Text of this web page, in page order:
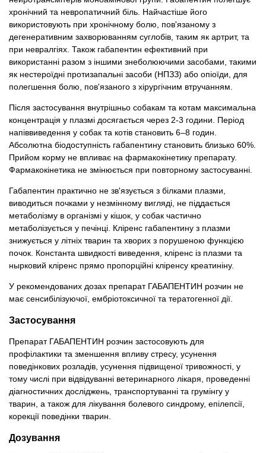
хронічний та невропатичний біль. Найчастіше його
використовують при хронічному болю, пов'язаному з
дегенеративним захворюванням суглобів, таким як артрит, та
при невралгіях. Також габапентин ефективний при
використанні разом з іншими знеболюючими засобами, такими
як нестероїдні протизапальні засоби (НПЗЗ) або опіоїди, для
полегшення болю, пов'язаного з хірургічним втручанням.
Після застосування внутрішньо собакам та котам максимальна
концентрація у плазмі досягається через 2-3 години. Період
напіввиведення у собак та котів становить 6–8 годин.
Абсолютна біодоступність габапентину становить близько 60%.
Прийом корму не впливає на фармакокінетику препарату.
Фармакокінетика не змінюється при повторному застосуванні.
Габапентин практично не зв'язується з білками плазми,
виводиться почками у незмінному вигляді, не піддається
метаболізму в організмі у кішок, у собак частично
метаболізується у печінці. Кліренс габапентину з плазми
знижується у літніх тварин та хворих з порушеною функцією
почок. Константа швидкості виведення, кліренс із плазми та
нырковий кліренс прямо пропорційні кліренсу креатиніну.
У рекомендованих дозах препарат ГАБАПЕНТИН розчин не
має сенсибілізуючої, ембріотоксичної та тератогенної дії.
Застосування
Препарат ГАБАПЕНТИН розчин застосовують для
профілактики та зменшення впливу стресу, усунення
поведінкових розладів, усунення підвищеної тривожності, у
тому числі при відвідуванні ветеринарного лікаря, проведенні
діагностичних досліджень, транспортуванні та грумінгу у
тварин, а також для лікування болевого синдрому, епілепсії,
корекції поведінки тварин.
Дозування